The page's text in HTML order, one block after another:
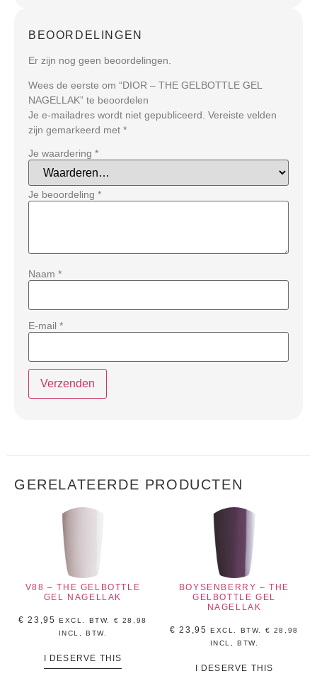
BEOORDELINGEN
Er zijn nog geen beoordelingen.
Wees de eerste om “DIOR – THE GELBOTTLE GEL
NAGELLAK” te beoordelen
Je e-mailadres wordt niet gepubliceerd. Vereiste velden
zijn gemarkeerd met *
Je waardering *
Je beoordeling *
Naam *
E-mail *
GERELATEERDE PRODUCTEN
V88 – THE GELBOTTLE
GEL NAGELLAK
€ 23,95 EXCL. BTW. € 28,98
INCL, BTW.
I DESERVE THIS
BOYSENBERRY – THE
GELBOTTLE GEL
NAGELLAK
€ 23,95 EXCL. BTW. € 28,98
INCL, BTW.
I DESERVE THIS